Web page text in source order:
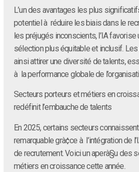
L’un des avantages les plus
potentiel à réduire les biais dans le
les préjugés inconscients, l’IA
sélection plus équitable et inclusif.
ainsi attirer une diversité de talents,
à la performance globale de
Secteurs porteurs et métiers en
redéfinit l’embauche de talents
En 2025, certains secteurs
remarquable grà¢ce à l’intégration de
de recrutement. Voici un aperà§u des
métiers en croissance cette année.